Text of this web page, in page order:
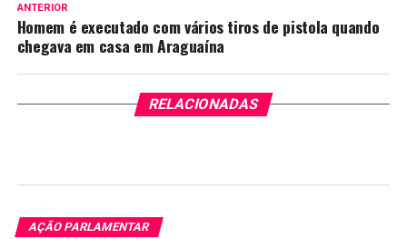
ANTERIOR
Homem é executado com vários tiros de pistola quando
chegava em casa em Araguaína
RELACIONADAS
AÇÃO PARLAMENTAR